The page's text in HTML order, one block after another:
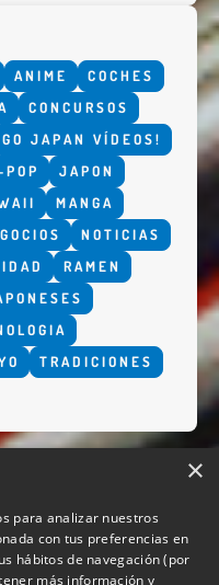
ANIME
COCHES
CONCURSOS
GO JAPAN VÍDEOS!
JAPON
MANGA
NOTICIAS
RAMEN
TRADICIONES
×
para analizar nuestros
con tus preferencias en
hábitos de navegación (por
más información y